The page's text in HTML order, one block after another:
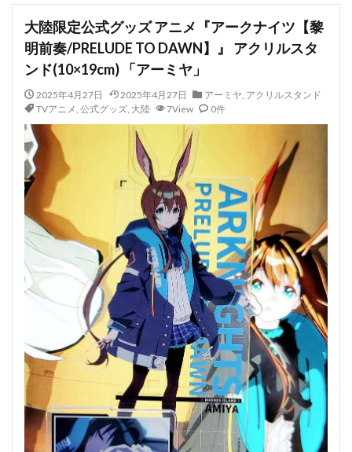
大陸限定公式グッズ アニメ『アークナイツ【黎
明前奏/PRELUDE TO DAWN】』 アクリルスタ
ンド(10×19cm) 「アーミヤ」
2025年4月27日 2025年4月27日 アーミヤ, アクリルスタンド
TVアニメ, 公式グッズ, 大陸 7View 0件